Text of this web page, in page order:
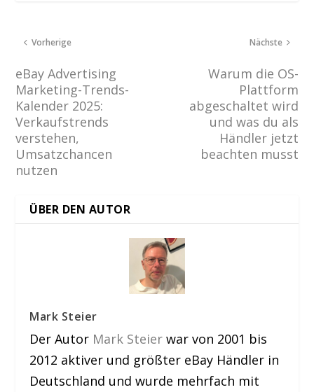
Vorherige
eBay Advertising
Marketing-Trends-
Kalender 2025:
Verkaufstrends
verstehen,
Umsatzchancen
nutzen
Nächste
Warum die OS-
Plattform
abgeschaltet wird
und was du als
Händler jetzt
beachten musst
ÜBER DEN AUTOR
Mark Steier
Der Autor Mark Steier war von 2001 bis
2012 aktiver und größter eBay Händler in
Deutschland und wurde mehrfach mit